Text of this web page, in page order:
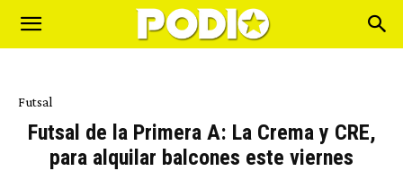
Futsal
Futsal de la Primera A: La Crema y CRE,
para alquilar balcones este viernes